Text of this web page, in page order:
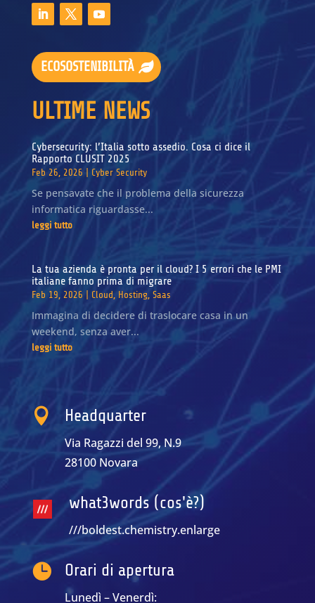
ECOSOSTENIBILITÀ
ULTIME NEWS
Cybersecurity: l’Italia sotto assedio. Cosa ci dice il
Rapporto CLUSIT 2025
Feb 26, 2026 Cyber Security
Se pensavate che il problema della sicurezza
informatica riguardasse...
leggi tutto
La tua azienda è pronta per il cloud? I 5 errori che le PMI
italiane fanno prima di migrare
Feb 19, 2026 Cloud, Hosting, Saas
Immagina di decidere di traslocare casa in un
weekend, senza aver...
leggi tutto
 Headquarter
Via Ragazzi del 99, N.9
28100 Novara
what3words (cos'è?)
///boldest.chemistry.enlarge
 Orari di apertura
Lunedì – Venerdì: